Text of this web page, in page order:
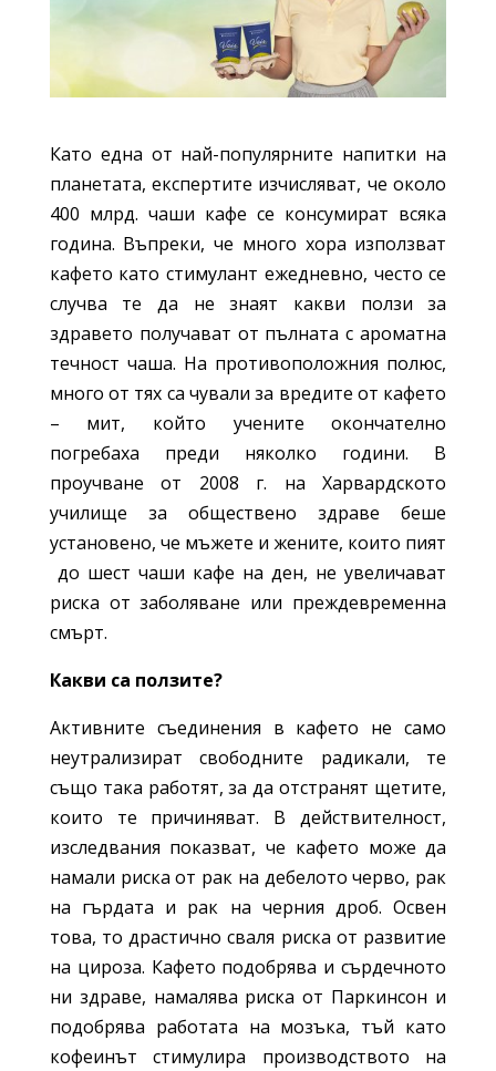
Като една от най-популярните напитки на
планетата, експертите изчисляват, че около
400 млрд. чаши кафе се консумират всяка
година. Въпреки, че много хора използват
кафето като стимулант ежедневно, често се
случва те да не знаят какви ползи за
здравето получават от пълната с ароматна
течност чаша. На противоположния полюс,
много от тях са чували за вредите от кафето
– мит, който учените окончателно
погребаха преди няколко години. В
проучване от 2008 г. на Харвардското
училище за обществено здраве беше
установено, че мъжете и жените, които пият
до шест чаши кафе на ден, не увеличават
риска от заболяване или преждевременна
смърт.
Какви са ползите?
Активните съединения в кафето не само
неутрализират свободните радикали, те
също така работят, за да отстранят щетите,
които те причиняват. В действителност,
изследвания показват, че кафето може да
намали риска от рак на дебелото черво, рак
на гърдата и рак на черния дроб. Освен
това, то драстично сваля риска от развитие
на цироза. Кафето подобрява и сърдечното
ни здраве, намалява риска от Паркинсон и
подобрява работата на мозъка, тъй като
кофеинът стимулира производството на